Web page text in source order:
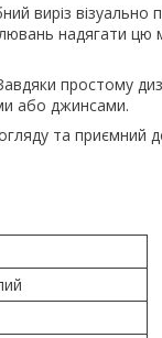
виріз
надягати цю
простому
або джинсами.
та приємний